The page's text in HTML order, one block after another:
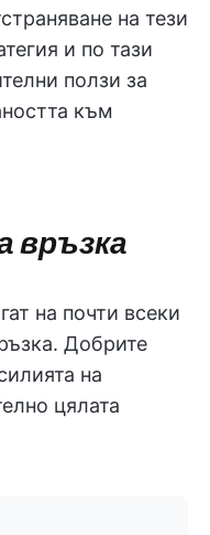
на тези
и по тази
ползи за
към
връзка
на почти всеки
Добрите
на
цялата